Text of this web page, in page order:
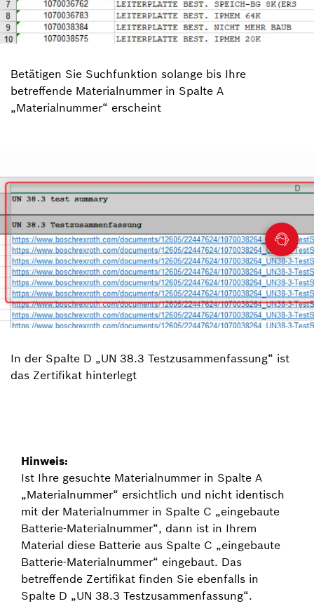
Betätigen Sie Suchfunktion solange bis Ihre
betreffende Materialnummer in Spalte A
„Materialnummer“ erscheint
In der Spalte D „UN 38.3 Testzusammenfassung“ ist
das Zertifikat hinterlegt
Hinweis:
Ist Ihre gesuchte Materialnummer in Spalte A
„Materialnummer“ ersichtlich und nicht identisch
mit der Materialnummer in Spalte C „eingebaute
Batterie-Materialnummer“, dann ist in Ihrem
Material diese Batterie aus Spalte C „eingebaute
Batterie-Materialnummer“ eingebaut. Das
betreffende Zertifikat finden Sie ebenfalls in
Spalte D „UN 38.3 Testzusammenfassung“.